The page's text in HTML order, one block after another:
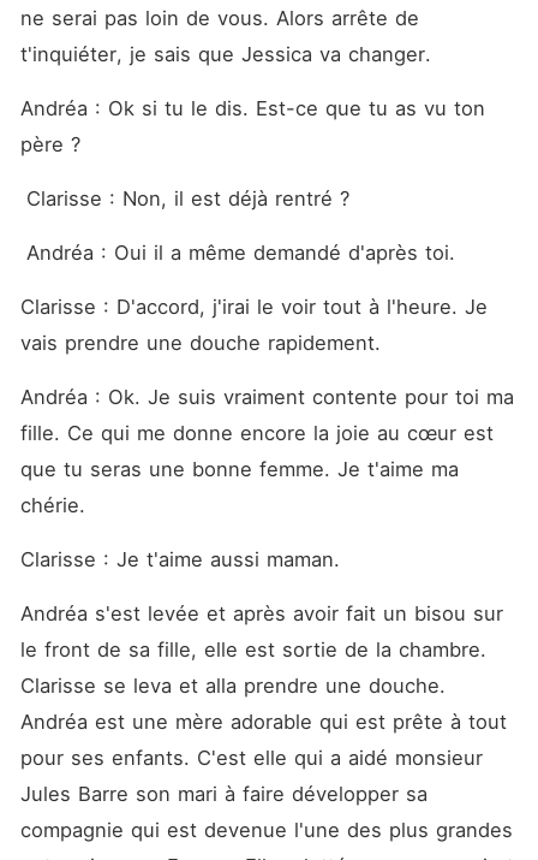
ne serai pas loin de vous. Alors arrête de
t'inquiéter, je sais que Jessica va changer.
Andréa : Ok si tu le dis. Est-ce que tu as vu ton
père ?
Clarisse : Non, il est déjà rentré ?
Andréa : Oui il a même demandé d'après toi.
Clarisse : D'accord, j'irai le voir tout à l'heure. Je
vais prendre une douche rapidement.
Andréa : Ok. Je suis vraiment contente pour toi ma
fille. Ce qui me donne encore la joie au cœur est
que tu seras une bonne femme. Je t'aime ma
chérie.
Clarisse : Je t'aime aussi maman.
Andréa s'est levée et après avoir fait un bisou sur
le front de sa fille, elle est sortie de la chambre.
Clarisse se leva et alla prendre une douche.
Andréa est une mère adorable qui est prête à tout
pour ses enfants. C'est elle qui a aidé monsieur
Jules Barre son mari à faire développer sa
compagnie qui est devenue l'une des plus grandes